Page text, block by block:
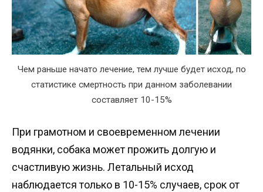
Чем раньше начато лечение, тем лучше будет исход, по
статистике смертность при данном заболевании
составляет 10-15%
При грамотном и своевременном лечении
водянки, собака может прожить долгую и
счастливую жизнь. Летальный исход
наблюдается только в 10-15% случаев, срок от